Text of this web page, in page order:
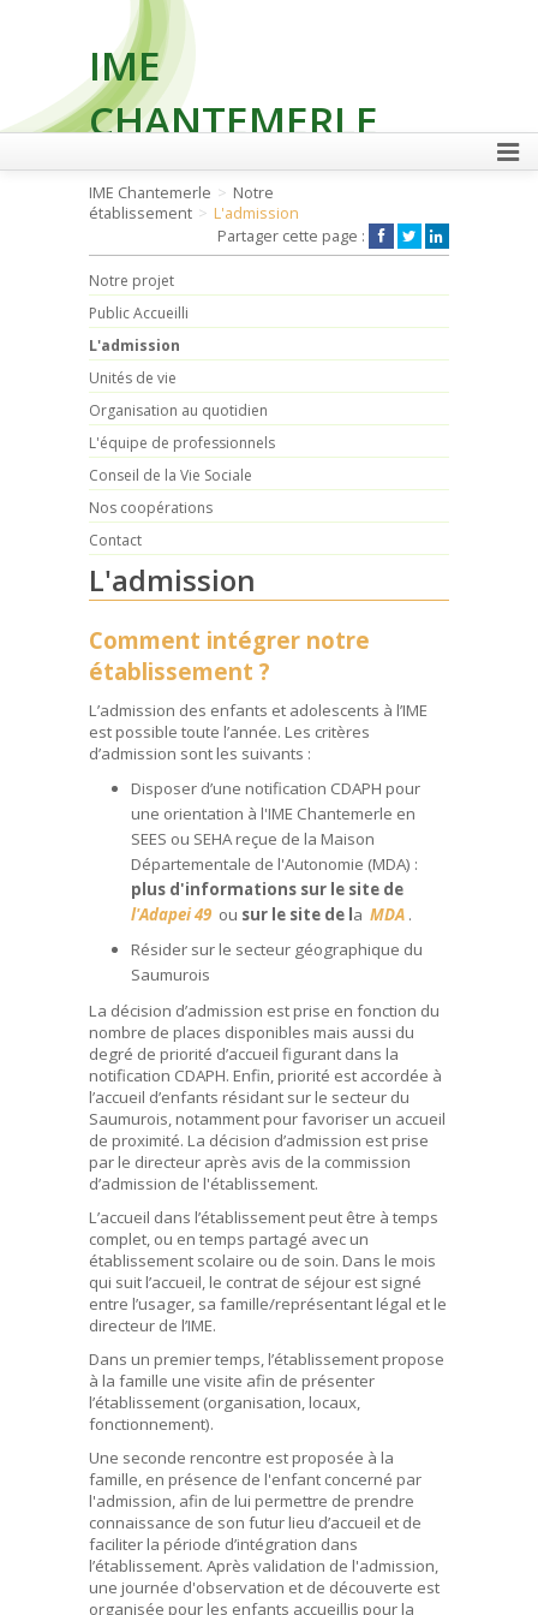
IME
CHANTEMERLE
FAIRE UN DON
IME Chantemerle
Notre
établissement
L'admission
Partager cette page :
Notre projet
Public Accueilli
L'admission
Unités de vie
Organisation au quotidien
L'équipe de professionnels
Conseil de la Vie Sociale
Nos coopérations
Contact
L'admission
Comment intégrer notre
établissement ?
L’admission des enfants et adolescents à l’IME
est possible toute l’année. Les critères
d’admission sont les suivants :
Disposer d’une notification CDAPH pour
une orientation à l'IME Chantemerle en
SEES ou SEHA reçue de la Maison
Départementale de l'Autonomie (MDA) :
plus d'informations sur le site de
l'Adapei 49 ou sur le site de la MDA .
Résider sur le secteur géographique du
Saumurois
La décision d’admission est prise en fonction du
nombre de places disponibles mais aussi du
degré de priorité d’accueil figurant dans la
notification CDAPH. Enfin, priorité est accordée à
l’accueil d’enfants résidant sur le secteur du
Saumurois, notamment pour favoriser un accueil
de proximité. La décision d’admission est prise
par le directeur après avis de la commission
d’admission de l'établissement.
L’accueil dans l’établissement peut être à temps
complet, ou en temps partagé avec un
établissement scolaire ou de soin. Dans le mois
qui suit l’accueil, le contrat de séjour est signé
entre l’usager, sa famille/représentant légal et le
directeur de l’IME.
Dans un premier temps, l’établissement propose
à la famille une visite afin de présenter
l’établissement (organisation, locaux,
fonctionnement).
Une seconde rencontre est proposée à la
famille, en présence de l'enfant concerné par
l'admission, afin de lui permettre de prendre
connaissance de son futur lieu d’accueil et de
faciliter la période d’intégration dans
l’établissement. Après validation de l'admission,
une journée d'observation et de découverte est
organisée pour les enfants accueillis pour la